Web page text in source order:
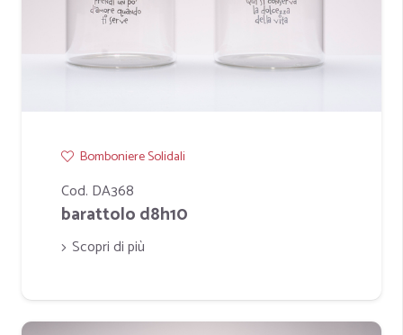
Bomboniere Solidali
Cod. DA368
barattolo d8h10
Scopri di più